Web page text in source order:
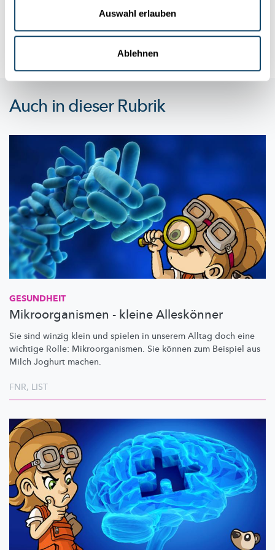
Auswahl erlauben
Ablehnen
Westliche Demokratien wuchsen in derNachkriegszeit
Auch in dieser Rubrik
GESUNDHEIT
Mikroorganismen - kleine Alleskönner
Sie sind winzig klein und spielen in unserem Alltag doch eine
wichtige Rolle: Mikroorganismen. Sie können zum Beispiel aus
Milch Joghurt machen.
FNR, LIST